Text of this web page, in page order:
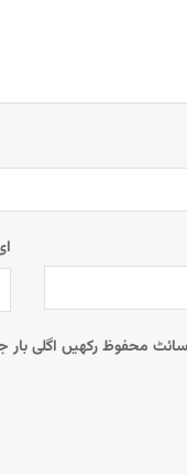
محفوظ رکھیں اگلی